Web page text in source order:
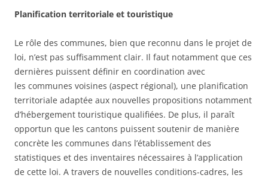
Planification territoriale et touristique
Le rôle des communes, bien que reconnu dans le projet de
loi, n’est pas suffisamment clair. Il faut notamment que ces
dernières puissent définir en coordination avec
les communes voisines (aspect régional), une planification
territoriale adaptée aux nouvelles propositions notamment
d’hébergement touristique qualifiées. De plus, il paraît
opportun que les cantons puissent soutenir de manière
concrète les communes dans l’établissement des
statistiques et des inventaires nécessaires à l’application
de cette loi. A travers de nouvelles conditions-cadres, les